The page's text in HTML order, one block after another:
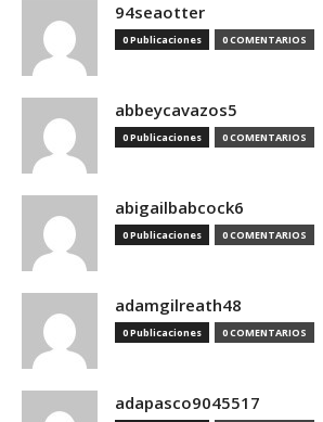
94seaotter
0 Publicaciones 0 COMENTARIOS
abbeycavazos5
0 Publicaciones 0 COMENTARIOS
abigailbabcock6
0 Publicaciones 0 COMENTARIOS
adamgilreath48
0 Publicaciones 0 COMENTARIOS
adapasco9045517